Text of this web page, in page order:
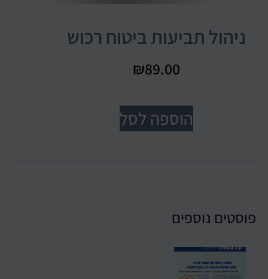
ניהול תביעות ביטוח רכוש
₪89.00
הוספה לסל
פוסטים נוספים